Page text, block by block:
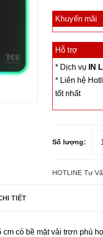
Khuyến mãi
Hỗ trợ
* Dịch vụ
IN
* Liên hệ
tốt nhất
Số lượng:
HOTLINE Tư
TIẾT
có bề mặt vải trơn phù